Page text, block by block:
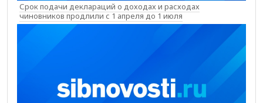
Срок подачи деклараций о доходах и расходах
чиновников продлили с 1 апреля до 1 июля